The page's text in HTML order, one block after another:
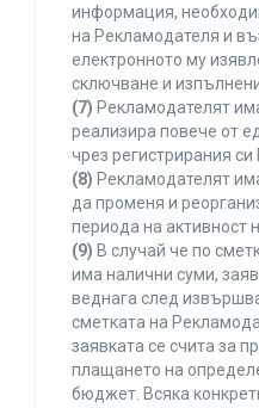
информация,
на Рекламодателя и
електронното му
сключване и
(7) Рекламодателят
реализира повече от
чрез регистрирания
(8) Рекламодателят
да променя и
периода на активност
(9) В случай че по
има налични суми,
веднага след
сметката на
заявката се счита за
плащането на
бюджет. Всяка